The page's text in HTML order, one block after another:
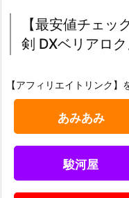
【最安値チェッ
剣 DXベリアロ
【アフィリエイトリンク】
あみあみ
駿河屋